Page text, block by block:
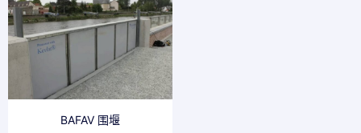
BAFAV 围堰